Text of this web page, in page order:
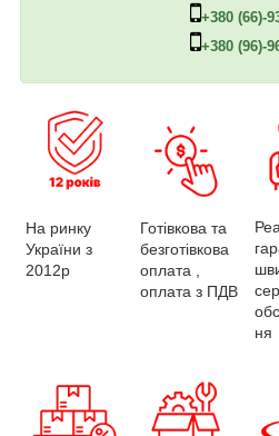
+380 (66)-
+380 (96)-
На ринку
України з
2012р
Готівкова та
безготівкова
оплата ,
оплата з ПДВ
ня